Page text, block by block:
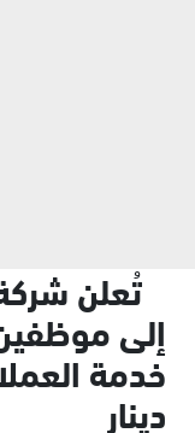
تُعلن
إلى
دينار